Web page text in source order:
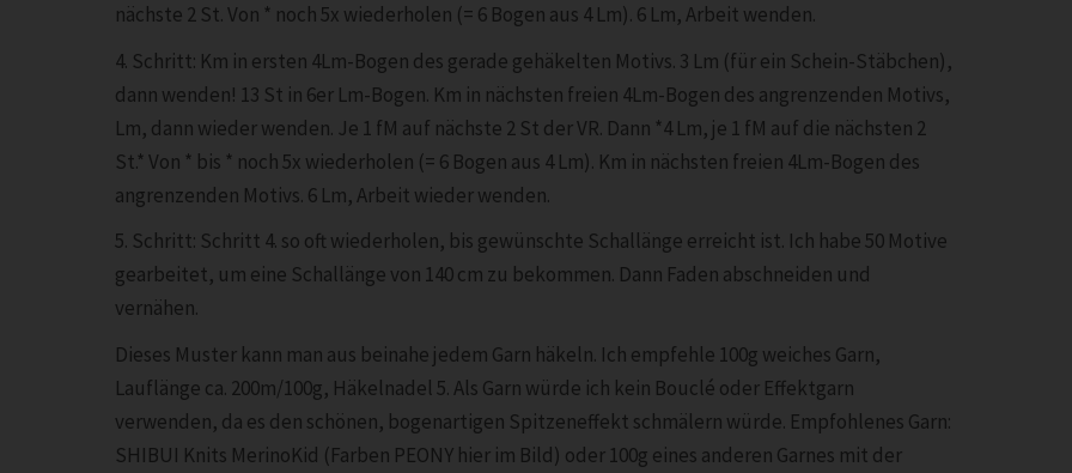
nächste 2 St. Von * noch 5x wiederholen (= 6 Bogen aus 4 Lm). 6 Lm, Arbeit wenden.
4. Schritt: Km in ersten 4Lm-Bogen des gerade gehäkelten Motivs. 3 Lm (für ein Schein-Stäbchen),
dann wenden! 13 St in 6er Lm-Bogen. Km in nächsten freien 4Lm-Bogen des angrenzenden Motivs,
Lm, dann wieder wenden. Je 1 fM auf nächste 2 St der VR. Dann *4 Lm, je 1 fM auf die nächsten 2
St.* Von * bis * noch 5x wiederholen (= 6 Bogen aus 4 Lm). Km in nächsten freien 4Lm-Bogen des
angrenzenden Motivs. 6 Lm, Arbeit wieder wenden.
5. Schritt: Schritt 4. so oft wiederholen, bis gewünschte Schallänge erreicht ist. Ich habe 50 Motive
gearbeitet, um eine Schallänge von 140 cm zu bekommen. Dann Faden abschneiden und
vernähen.
Dieses Muster kann man aus beinahe jedem Garn häkeln. Ich empfehle 100g weiches Garn,
Lauflänge ca. 200m/100g, Häkelnadel 5. Als Garn würde ich kein Bouclé oder Effektgarn
verwenden, da es den schönen, bogenartigen Spitzeneffekt schmälern würde. Empfohlenes Garn:
SHIBUI Knits MerinoKid (Farben PEONY hier im Bild) oder 100g eines anderen Garnes mit der